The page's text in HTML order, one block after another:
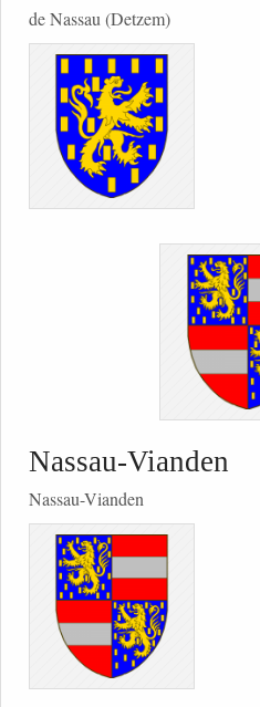
de Nassau (Detzem)
Nassau-Vianden
Nassau-Vianden